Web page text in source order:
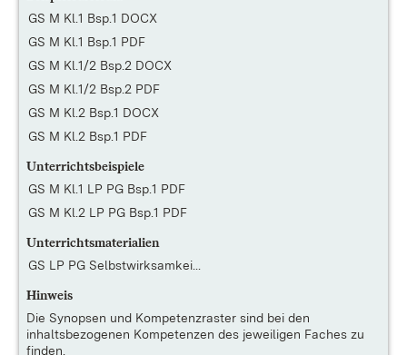
GS M Kl.1 Bsp.1 DOCX
GS M Kl.1 Bsp.1 PDF
GS M Kl.1/2 Bsp.2 DOCX
GS M Kl.1/2 Bsp.2 PDF
GS M Kl.2 Bsp.1 DOCX
GS M Kl.2 Bsp.1 PDF
Unterrichtsbeispiele
GS M Kl.1 LP PG Bsp.1 PDF
GS M Kl.2 LP PG Bsp.1 PDF
Unterrichtsmaterialien
GS LP PG Selbstwirksamkei...
Hinweis
Die Synopsen und Kompetenzraster sind bei den
inhaltsbezogenen Kompetenzen des jeweiligen Faches zu
finden.